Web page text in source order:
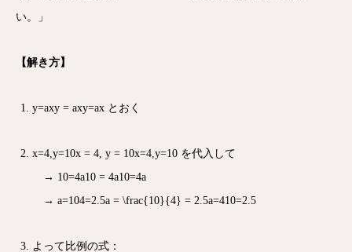
い。」
【解き方】
y=axy = axy=ax とおく
x=4,y=10x = 4, y = 10x=4,y=10 を代入して
→ 10=4a10 = 4a10=4a
→ a=104=2.5a = \frac{10}{4} = 2.5a=410=2.5
よって比例の式：